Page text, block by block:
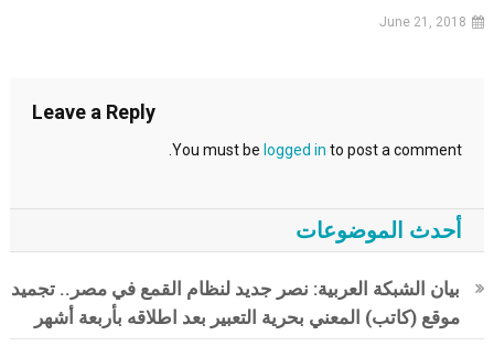
June 21, 2018
Leave a Reply
You must be logged in to post a comment.
أحدث الموضوعات
بيان الشبكة العربية: نصر جديد لنظام القمع في مصر.. تجميد
موقع (كاتب) المعني بحرية التعبير بعد اطلاقه بأربعة أشهر